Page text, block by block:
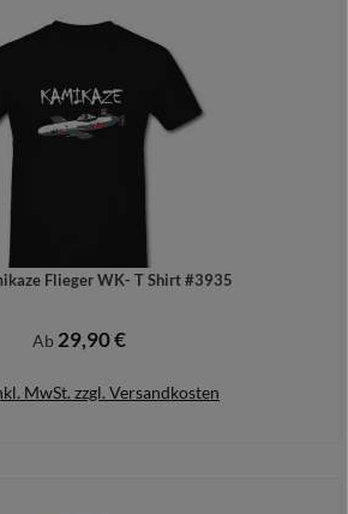
den Warenkorb
Flieger WK- T Shirt #3935
Regulärer Preis:
Ab29,90 €
MwSt. zzgl. Versandkosten